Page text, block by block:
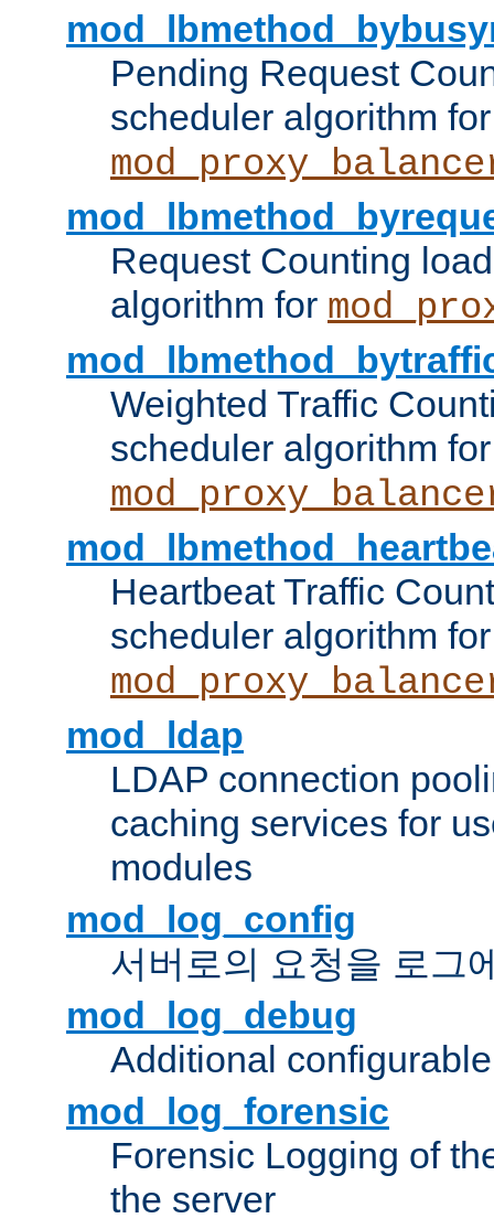
Pending Request
scheduler algorithm for
Request Counting
algorithm for
Weighted Traffic
scheduler algorithm for
Heartbeat Traffic
scheduler algorithm for
mod_ldap
LDAP connection
caching services for
modules
mod_log_config
서버로의 요청을 로그
mod_log_debug
Additional
mod_log_forensic
Forensic Logging of
the server